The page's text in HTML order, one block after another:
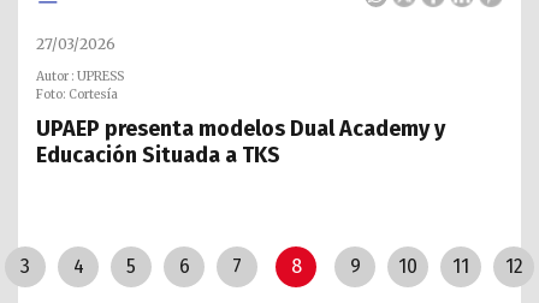
27/03/2026
Autor : UPRESS
Foto: Cortesía
UPAEP presenta modelos Dual Academy y
Educación Situada a TKS
3 4 5 6 7 8 9 10 11 12